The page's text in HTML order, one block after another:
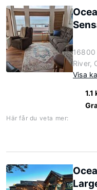
16800
River,
Visa
1.1
Här får du veta mer: